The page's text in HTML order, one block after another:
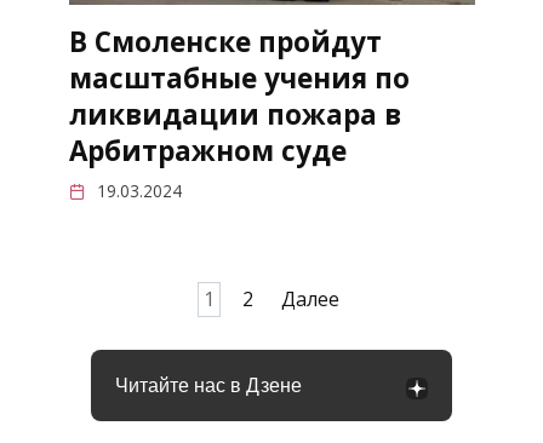
В Смоленске пройдут
масштабные учения по
ликвидации пожара в
Арбитражном суде
19.03.2024
1 2 Далее
Читайте нас в Дзене